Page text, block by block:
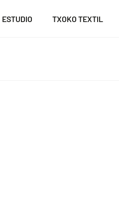
ESTUDIO TXOKO TEXTIL